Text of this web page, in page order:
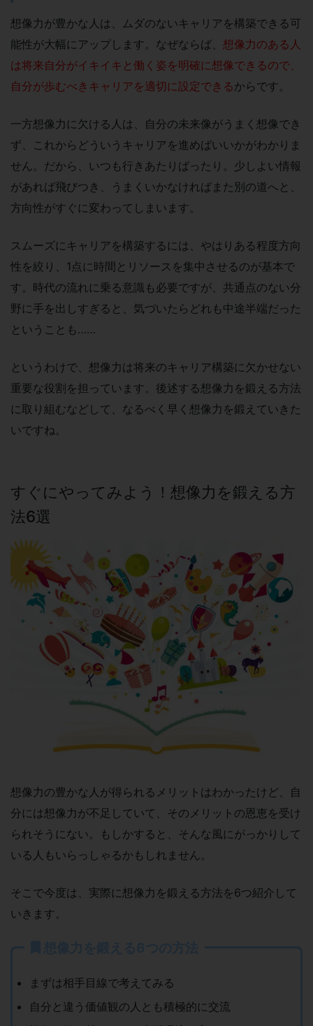
想像力が豊かな人は、ムダのないキャリアを構築できる可
能性が大幅にアップします。なぜならば、 想像力のある人
は将来自分がイキイキと働く姿を明確に想像できるので、
自分が歩むべきキャリアを適切に設定できるからです。
一方想像力に欠ける人は、自分の未来像がうまく想像でき
ず、これからどういうキャリアを進めばいいかがわかりま
せん。だから、いつも行きあたりばったり。少しよい情報
があれば飛びつき、うまくいかなければまた別の道へと、
方向性がすぐに変わってしまいます。
スムーズにキャリアを構築するには、やはりある程度方向
性を絞り、1点に時間とリソースを集中させるのが基本で
す。時代の流れに乗る意識も必要ですが、共通点のない分
野に手を出しすぎると、気づいたらどれも中途半端だった
ということも……
というわけで、想像力は将来のキャリア構築に欠かせない
重要な役割を担っています。後述する想像力を鍛える方法
に取り組むなどして、なるべく早く想像力を鍛えていきた
いですね。
すぐにやってみよう！想像力を鍛える方
法6選
想像力の豊かな人が得られるメリットはわかったけど、自
分には想像力が不足していて、そのメリットの恩恵を受け
られそうにない。もしかすると、そんな風にがっかりして
いる人もいらっしゃるかもしれません。
そこで今度は、実際に想像力を鍛える方法を6つ紹介して
いきます。
まずは相手目線で考えてみる
自分と違う価値観の人とも積極的に交流